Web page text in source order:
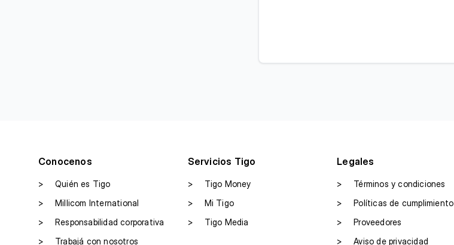
Conocenos
>
Quién es Tigo
>
Millicom International
>
Responsabilidad corporativa
>
Trabajá con nosotros
Servicios Tigo
>
Tigo Money
>
Mi Tigo
>
Tigo Media
Legales
>
Términos y condiciones
>
Políticas de cumplimiento
>
Proveedores
>
Aviso de privacidad